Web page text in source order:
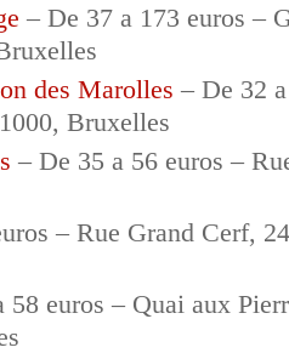
– De 37 a 173 euros –
des Marolles – De 32
Bruxelles
– De 35 a 56 euros –
–Rue Grand Cerf,
58 euros – Quai aux